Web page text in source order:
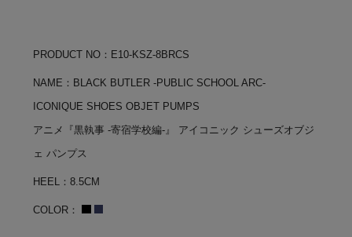
PRODUCT NO：E10-KSZ-8BRCS
NAME：BLACK BUTLER -PUBLIC SCHOOL ARC-
ICONIQUE SHOES OBJET PUMPS
アニメ『黒執事 -寄宿学校編-』 アイコニック シューズオブジ
ェ パンプス
HEEL：8.5CM
COLOR：